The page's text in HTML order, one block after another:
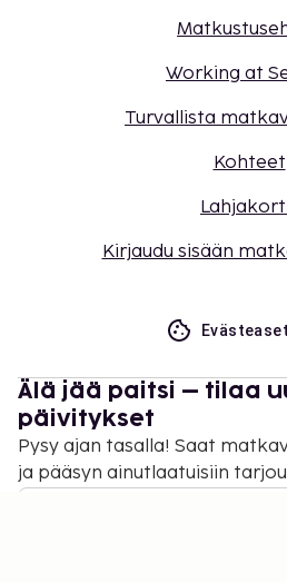
Working at
Turvallista
Kohteet
Kirjaudu sisään
Älä jää paitsi – tilaa
päivitykset
Pysy ajan tasalla! Saat
ja pääsyn ainutlaatuisiin